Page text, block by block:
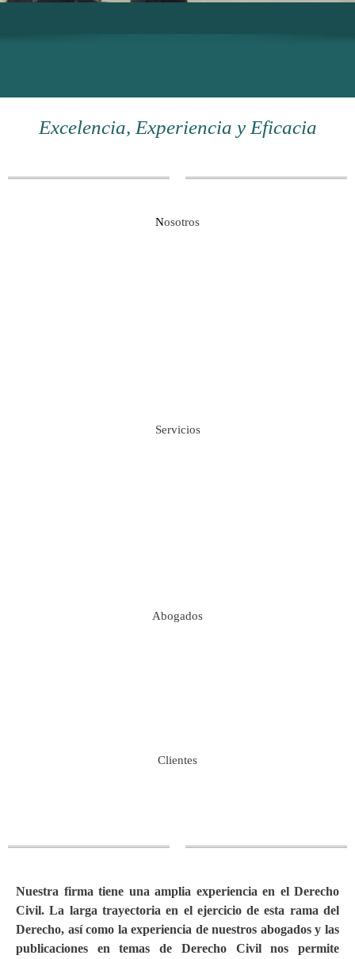
Excelencia, Experiencia y Eficacia
Nosotros
Servicios
Abogados
Clientes
Nuestra firma tiene una amplia experiencia en el Derecho
Civil. La larga trayectoria en el ejercicio de esta rama del
Derecho, así como la experiencia de nuestros abogados y las
publicaciones en temas de Derecho Civil nos permite